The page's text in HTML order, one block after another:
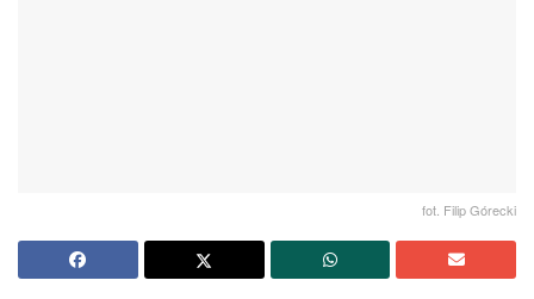
fot. Filip Górecki